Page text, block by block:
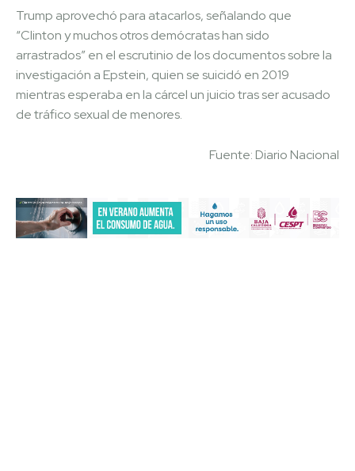
Trump aprovechó para atacarlos, señalando que
“Clinton y muchos otros demócratas han sido
arrastrados” en el escrutinio de los documentos sobre la
investigación a Epstein, quien se suicidó en 2019
mientras esperaba en la cárcel un juicio tras ser acusado
de tráfico sexual de menores.
Fuente: Diario Nacional